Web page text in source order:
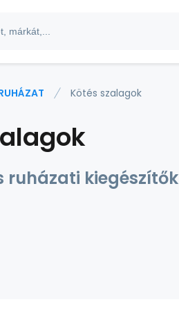
Kötés szalagok
ruházati kiegészítők